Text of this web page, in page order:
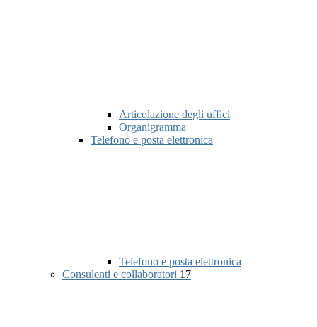
Articolazione degli uffici
Organigramma
Telefono e posta elettronica
Telefono e posta elettronica
Consulenti e collaboratori 17